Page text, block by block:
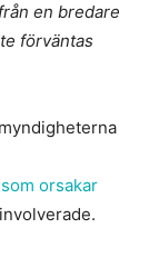
en bredare
förväntas
orsakar